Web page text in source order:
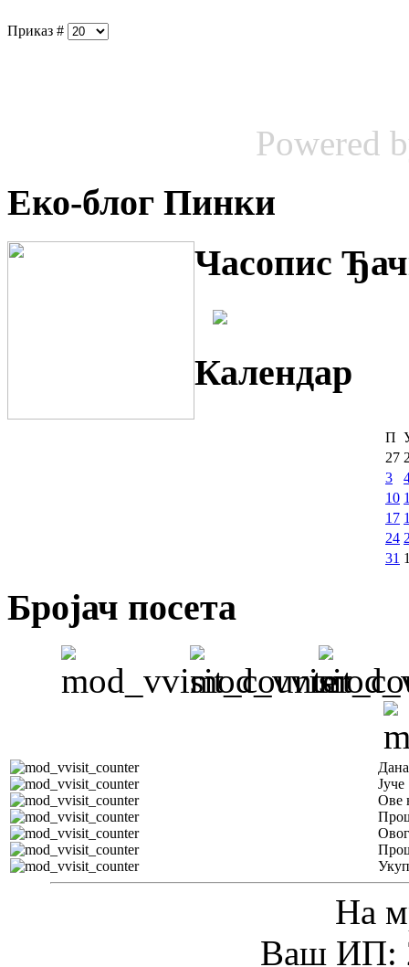
Приказ #
Powered
Еко-блог Пинки
Часопис
Календар
П
27
3
10
17
24
31
Бројач посета
Јуче
Ове
На
Ваш ИП: